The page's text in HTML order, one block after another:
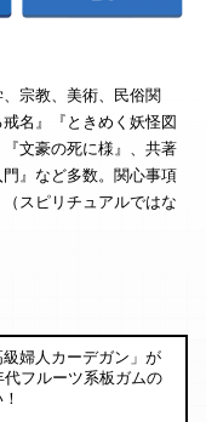
宗教、美術、民俗関
名』『ときめく妖怪図
文豪の死に様』、共著
』など多数。関心事項
スピリチュアルではな
婦人カーデガン」が
代フルーツ系板ガムの